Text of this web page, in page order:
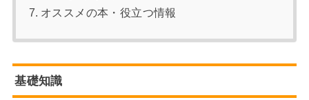
オススメの本・役立つ情報
基礎知識